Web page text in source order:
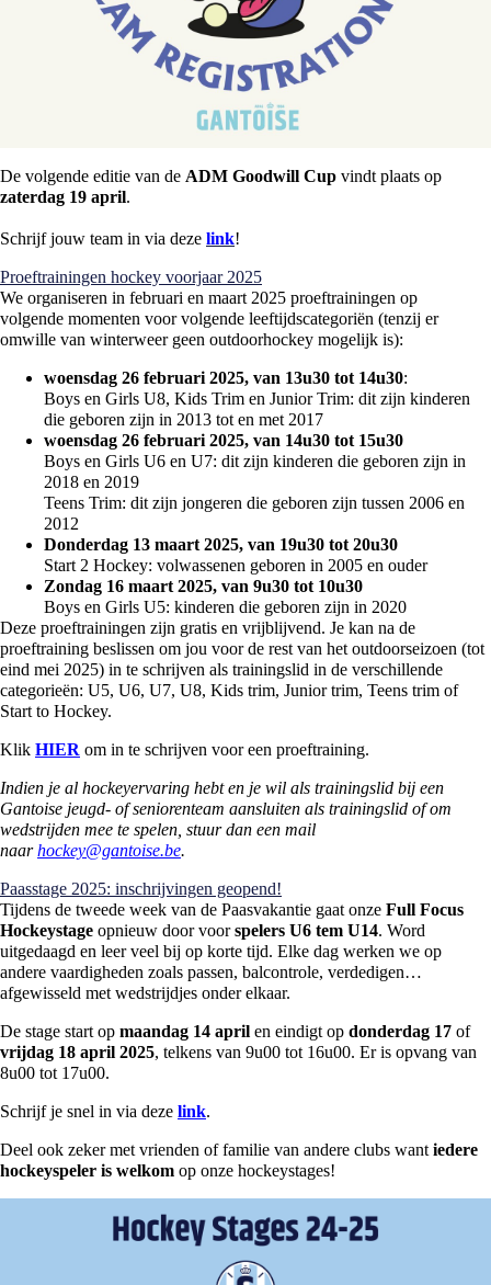
De volgende editie van de ADM Goodwill Cup vindt plaats op
zaterdag 19 april.
Schrijf jouw team in via deze link!
Proeftrainingen hockey voorjaar 2025
We organiseren in februari en maart 2025 proeftrainingen op
volgende momenten voor volgende leeftijdscategoriën (tenzij er
omwille van winterweer geen outdoorhockey mogelijk is):
woensdag 26 februari 2025, van 13u30 tot 14u30:
Boys en Girls U8, Kids Trim en Junior Trim: dit zijn kinderen
die geboren zijn in 2013 tot en met 2017
woensdag 26 februari 2025, van 14u30 tot 15u30
Boys en Girls U6 en U7: dit zijn kinderen die geboren zijn in
2018 en 2019
Teens Trim: dit zijn jongeren die geboren zijn tussen 2006 en
2012
Donderdag 13 maart 2025, van 19u30 tot 20u30
Start 2 Hockey: volwassenen geboren in 2005 en ouder
Zondag 16 maart 2025, van 9u30 tot 10u30
Boys en Girls U5: kinderen die geboren zijn in 2020
Deze proeftrainingen zijn gratis en vrijblijvend. Je kan na de
proeftraining beslissen om jou voor de rest van het outdoorseizoen (tot
eind mei 2025) in te schrijven als trainingslid in de verschillende
categorieën: U5, U6, U7, U8, Kids trim, Junior trim, Teens trim of
Start to Hockey.
Klik HIER om in te schrijven voor een proeftraining.
Indien je al hockeyervaring hebt en je wil als trainingslid bij een
Gantoise jeugd- of seniorenteam aansluiten als trainingslid of om
wedstrijden mee te spelen, stuur dan een mail
naar hockey@gantoise.be.
Paasstage 2025: inschrijvingen geopend!
Tijdens de tweede week van de Paasvakantie gaat onze Full Focus
Hockeystage opnieuw door voorspelers U6 tem U14. Word
uitgedaagd en leer veel bij op korte tijd. Elke dag werken we op
andere vaardigheden zoals passen, balcontrole, verdedigen…
afgewisseld met wedstrijdjes onder elkaar.
De stage start op maandag 14 april en eindigt op donderdag 17 of
vrijdag 18 april 2025, telkens van 9u00 tot 16u00. Er is opvang van
8u00 tot 17u00.
Schrijf je snel in via deze link.
Deel ook zeker met vrienden of familie van andere clubs wantiedere
hockeyspeler is welkom op onze hockeystages! ​